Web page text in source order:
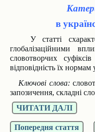
в
У статті
глобалізаційними
словотворчих
відповідність їх нормам
Ключові слова:
запозичення, складні
ЧИТАТИ ДАЛІ
Попередня стаття